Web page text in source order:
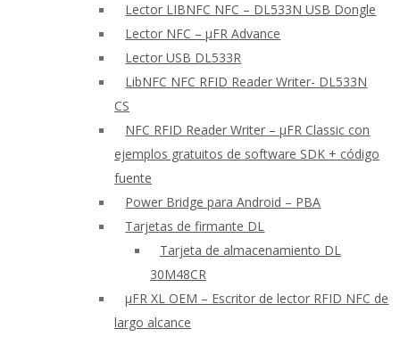
Lector LIBNFC NFC – DL533N USB Dongle
Lector NFC – μFR Advance
Lector USB DL533R
LibNFC NFC RFID Reader Writer- DL533N
CS
NFC RFID Reader Writer – μFR Classic con
ejemplos gratuitos de software SDK + código
fuente
Power Bridge para Android – PBA
Tarjetas de firmante DL
Tarjeta de almacenamiento DL
30M48CR
μFR XL OEM – Escritor de lector RFID NFC de
largo alcance